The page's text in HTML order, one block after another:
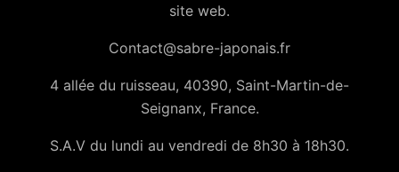
site web.
Contact@sabre-japonais.fr
4 allée du ruisseau, 40390, Saint-Martin-de-
Seignanx, France.
S.A.V du lundi au vendredi de 8h30 à 18h30.